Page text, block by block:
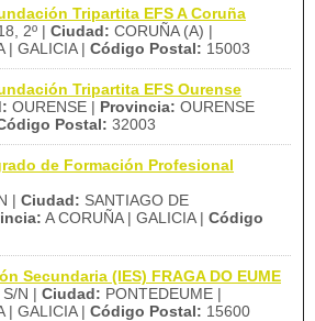
Tripartita EFS A Coruña
2º | Ciudad: CORUÑA (A) |
| GALICIA | Código Postal: 15003
Tripartita EFS Ourense
OURENSE | Provincia: OURENSE
Postal: 32003
de Formación Profesional
| Ciudad: SANTIAGO DE
A CORUÑA | GALICIA | Código
Secundaria (IES) FRAGA DO EUME
N | Ciudad: PONTEDEUME |
| GALICIA | Código Postal: 15600